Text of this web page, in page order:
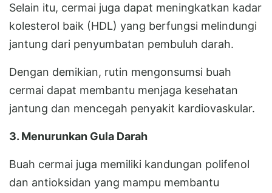
Selain itu, cermai juga dapat meningkatkan kadar
kolesterol baik (HDL) yang berfungsi melindungi
jantung dari penyumbatan pembuluh darah.
Dengan demikian, rutin mengonsumsi buah
cermai dapat membantu menjaga kesehatan
jantung dan mencegah penyakit kardiovaskular.
3. Menurunkan Gula Darah
Buah cermai juga memiliki kandungan polifenol
dan antioksidan yang mampu membantu